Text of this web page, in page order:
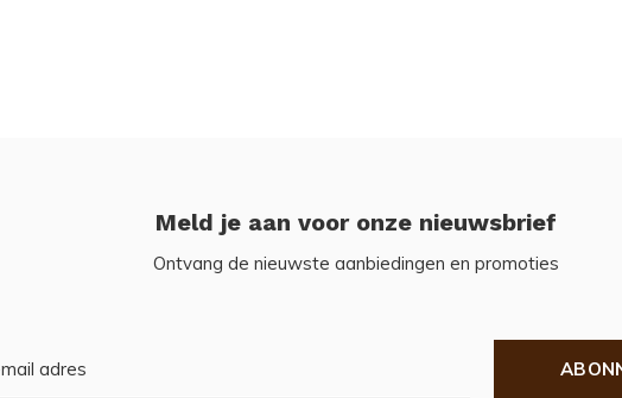
Meld je aan voor onze nieuwsbrief
Ontvang de nieuwste aanbiedingen en promoties